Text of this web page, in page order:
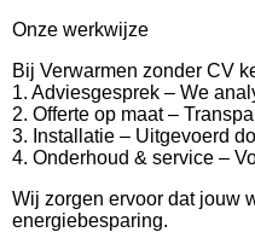
Onze werkwijze
Bij Verwarmen zonder CV
1. Adviesgesprek – We
2. Offerte op maat –
3. Installatie – Uitgevoerd
4. Onderhoud & service –
Wij zorgen ervoor dat jouw
energiebesparing.